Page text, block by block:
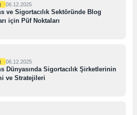
06.12.2025
ve Sigortacılık Sektöründe Blog
için Püf Noktaları
06.12.2025
Dünyasında Sigortacılık Şirketlerinin
ve Stratejileri